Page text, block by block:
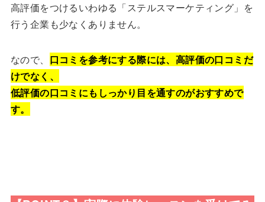
高評価をつけるいわゆる「ステルスマーケティング」を
行う企業も少なくありません。
なので、 口コミを参考にする際には、高評価の口コミだ
けでなく、
低評価の口コミにもしっかり目を通すのがおすすめで
す。